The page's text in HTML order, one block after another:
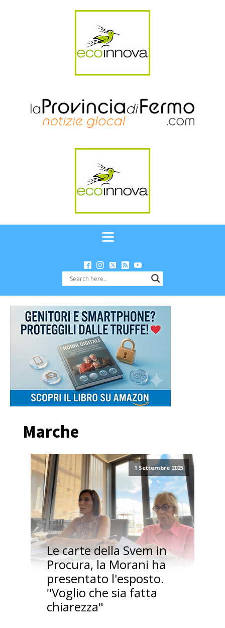
Marche
1 Settembre 2025
Le carte della Svem in
Procura, la Morani ha
presentato l'esposto.
"Voglio che sia fatta
chiarezza"